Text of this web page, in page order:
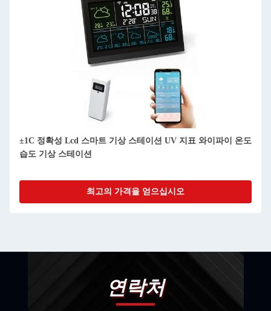
5인1 풍성 비 스마트 기상 스테이션 달 단계 기상 모니터링 스
테이션 사용자 정의
최고의 가격을 얻으십시오
연락처